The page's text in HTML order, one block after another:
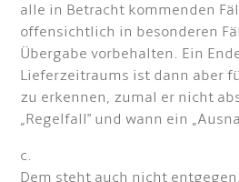
alle in Betracht kommenden
offensichtlich in besonderen
Übergabe vorbehalten. Ein
Lieferzeitraums ist dann aber
zu erkennen, zumal er nicht
„Regelfall" und wann ein
c.
Dem steht auch nicht